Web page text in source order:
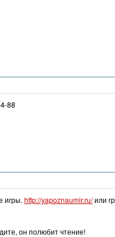
88
игры. http://yapoznaumir.ru/или
он полюбит чтение!